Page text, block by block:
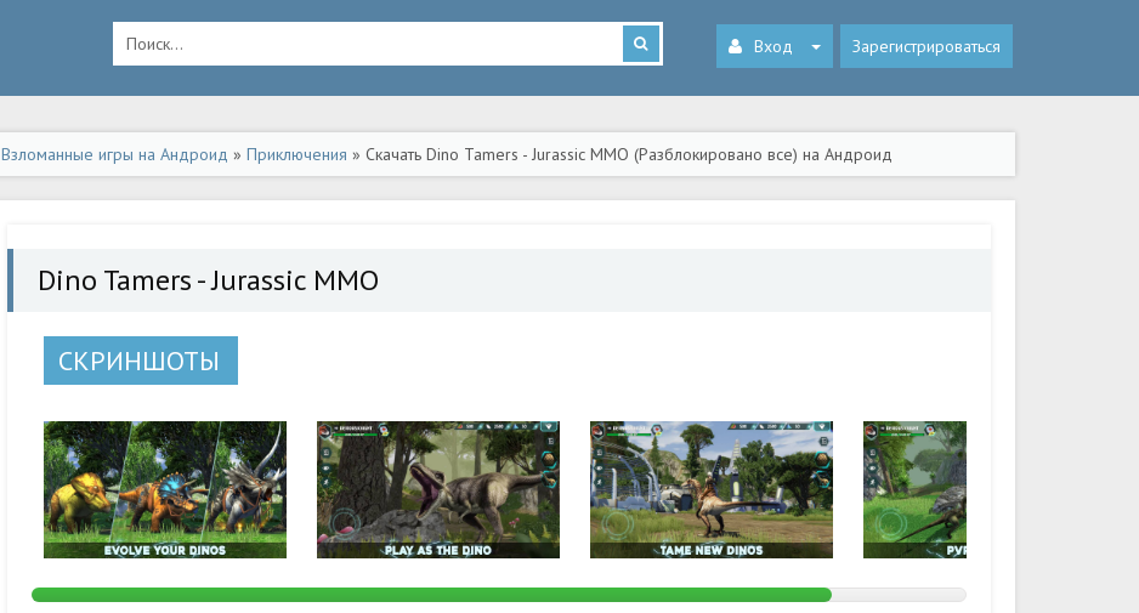
Вход Зарегистрироваться
Взломанные игры на Андроид » Приключения » Скачать Dino Tamers - Jurassic MMO (Разблокировано все) на Андроид
Dino Tamers - Jurassic MMO
СКРИНШОТЫ